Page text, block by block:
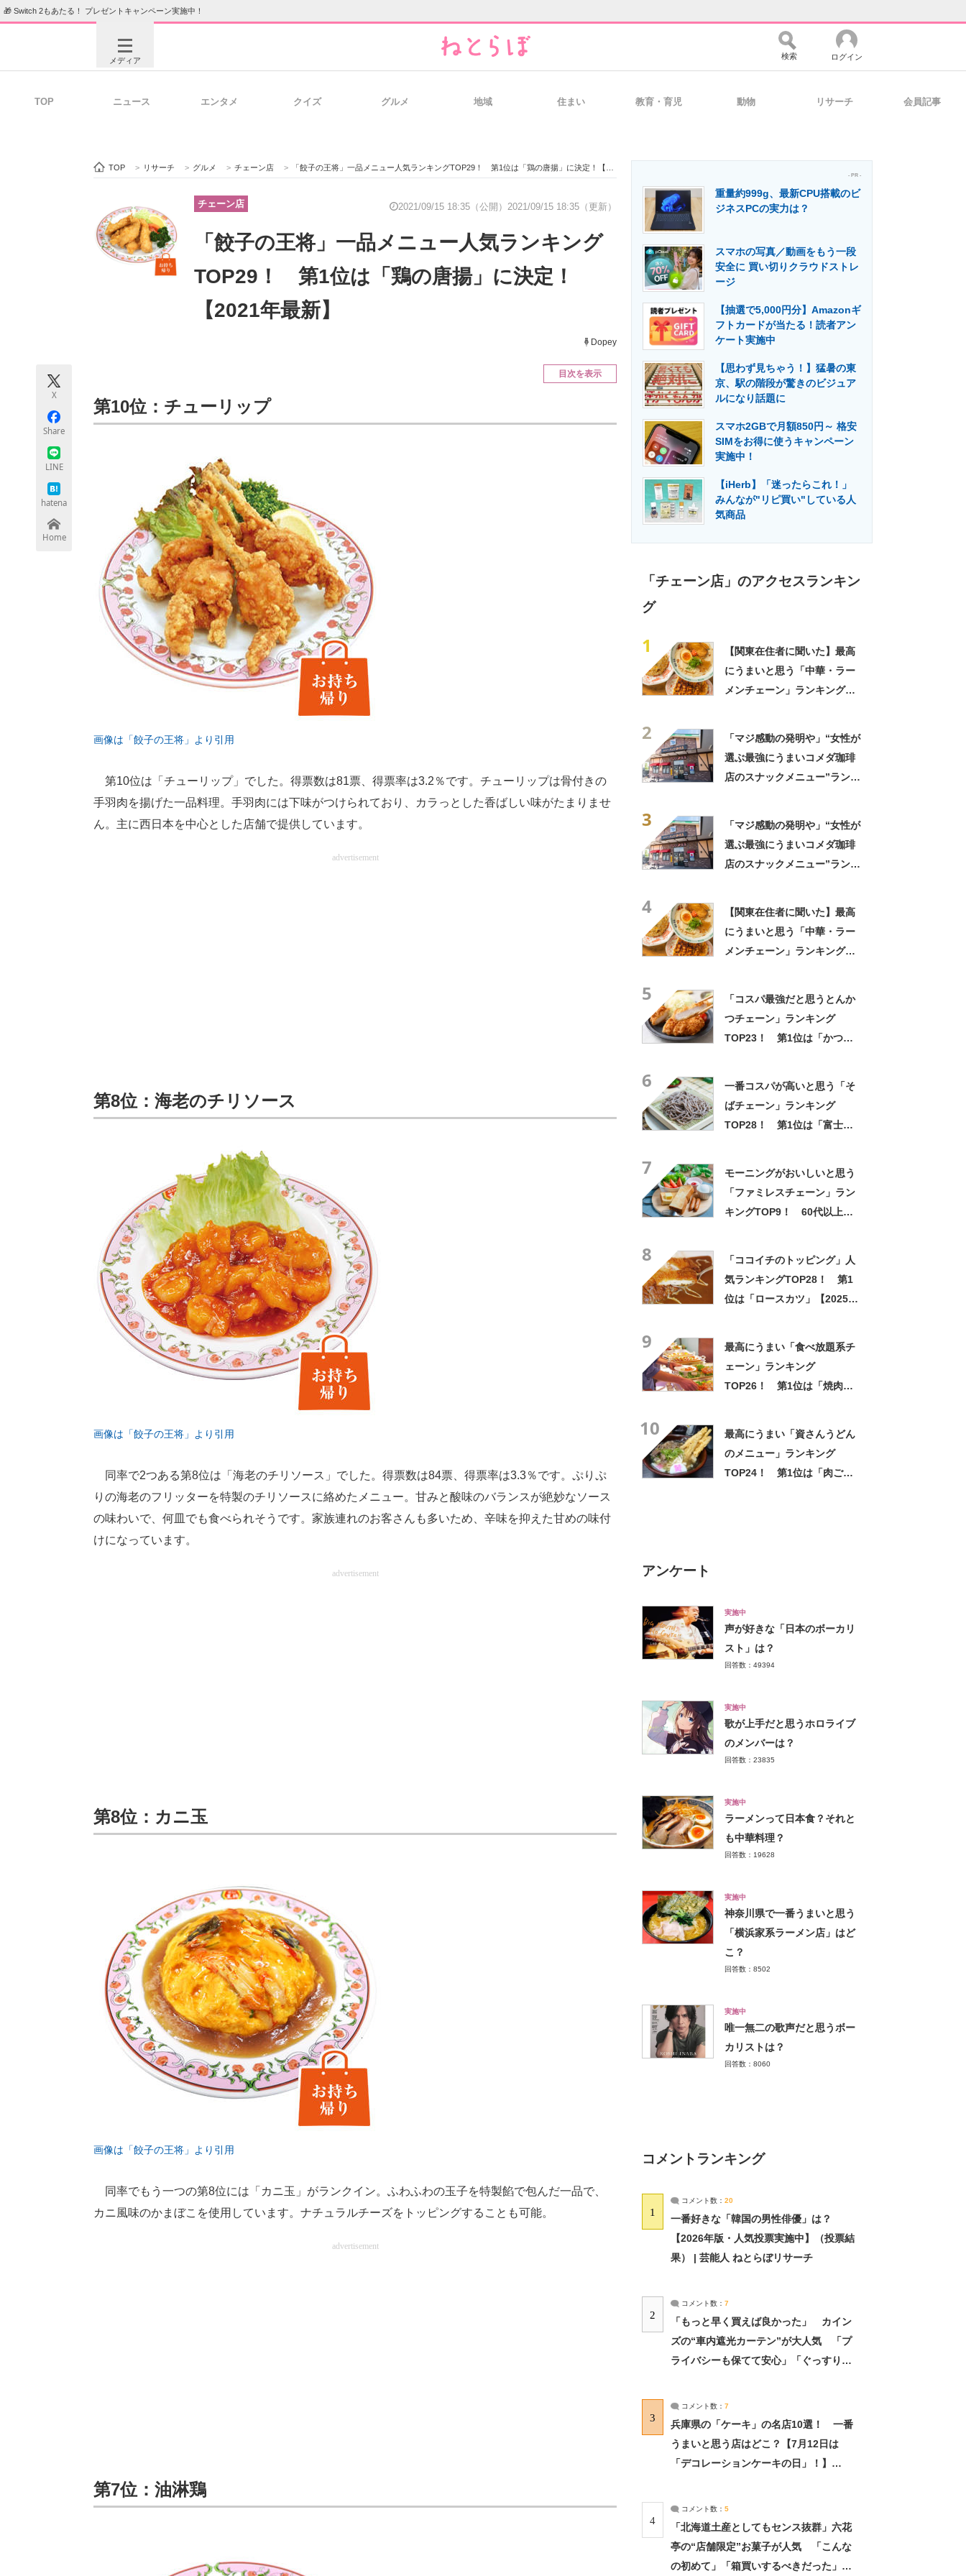
🎁 Switch 2もあたる！ プレゼントキャンペーン実施中！
メディア
ビジネスと働き方のヒント 経営リーダーのコミュニティ マーケ×ITの今がよく分かる
ITエンジニア向け専門サイト IT製品の技術・比較・事例 製造業のIT導入・活用を支援
エネルギーの専門メディア 建設×テクノロジーの最前線
ちょっと気になるネットの話題
検索 ログイン
TOP ニュース エンタメ クイズ グルメ 地域 住まい 教育・育児 動物 リサーチ 会員記事
TOP > リサーチ > グルメ > チェーン店 > 「餃子の王将」一品メニュー人気ランキングTOP29！ 第1位は「鶏の唐揚」に決定！【2021年最新】
チェーン店 2021/09/15 18:35（公開） 2021/09/15 18:35（更新）
「餃子の王将」一品メニュー人気ランキング
TOP29！ 第1位は「鶏の唐揚」に決定！
【2021年最新】
Dopey
X
Share
LINE
hatena
Home
目次を表示
第10位：チューリップ
画像は「餃子の王将」より引用
第10位は「チューリップ」でした。得票数は81票、得票率は3.2％です。チューリップは骨付きの
手羽肉を揚げた一品料理。手羽肉には下味がつけられており、カラっとした香ばしい味がたまりませ
ん。主に西日本を中心とした店舗で提供しています。
advertisement
第8位：海老のチリソース
画像は「餃子の王将」より引用
同率で2つある第8位は「海老のチリソース」でした。得票数は84票、得票率は3.3％です。ぷりぷ
りの海老のフリッターを特製のチリソースに絡めたメニュー。甘みと酸味のバランスが絶妙なソース
の味わいで、何皿でも食べられそうです。家族連れのお客さんも多いため、辛味を抑えた甘めの味付
けになっています。
advertisement
第8位：カニ玉
画像は「餃子の王将」より引用
同率でもう一つの第8位には「カニ玉」がランクイン。ふわふわの玉子を特製餡で包んだ一品で、
カニ風味のかまぼこを使用しています。ナチュラルチーズをトッピングすることも可能。
advertisement
第7位：油淋鶏
- PR -
重量約999g、最新CPU搭載のビ
ジネスPCの実力は？
スマホの写真／動画をもう一段
安全に 買い切りクラウドストレ
ージ
【抽選で5,000円分】Amazonギ
フトカードが当たる！読者アン
ケート実施中
【思わず見ちゃう！】猛暑の東
京、駅の階段が驚きのビジュア
ルになり話題に
スマホ2GBで月額850円～ 格安
SIMをお得に使うキャンペーン
実施中！
【iHerb】「迷ったらこれ！」
みんなが"リピ買い"している人
気商品
「チェーン店」のアクセスランキン
グ
1
【関東在住者に聞いた】最高
にうまいと思う「中華・ラー
メンチェーン」ランキング
2
「マジ感動の発明や」“女性が
選ぶ最強にうまいコメダ珈琲
店のスナックメニュー”ランキ
3
「マジ感動の発明や」“女性が
選ぶ最強にうまいコメダ珈琲
店のスナックメニュー”ランキ
4
【関東在住者に聞いた】最高
にうまいと思う「中華・ラー
メンチェーン」ランキング
5
「コスパ最強だと思うとんか
つチェーン」ランキング
TOP23！ 第1位は「かつ
6
一番コスパが高いと思う「そ
ばチェーン」ランキング
TOP28！ 第1位は「富士そ
7
モーニングがおいしいと思う
「ファミレスチェーン」ラン
キングTOP9！ 60代以上が
8
「ココイチのトッピング」人
気ランキングTOP28！ 第1
位は「ロースカツ」【2025年
9
最高にうまい「食べ放題系チ
ェーン」ランキング
TOP26！ 第1位は「焼肉き
10
最高にうまい「資さんうどん
のメニュー」ランキング
TOP24！ 第1位は「肉ごぼ
アンケート
実施中
声が好きな「日本のボーカリ
スト」は？
回答数：49394
実施中
歌が上手だと思うホロライブ
のメンバーは？
回答数：23835
実施中
ラーメンって日本食？それと
も中華料理？
回答数：19628
実施中
神奈川県で一番うまいと思う
「横浜家系ラーメン店」はど
こ？
回答数：8502
実施中
唯一無二の歌声だと思うボー
カリストは？
回答数：8060
コメントランキング
1
コメント数： 20
一番好きな「韓国の男性俳優」は？
【2026年版・人気投票実施中】（投票結
果） | 芸能人 ねとらぼリサーチ
2
コメント数： 7
「もっと早く買えば良かった」 カイン
ズの“車内遮光カーテン”が大人気 「プ
ライバシーも保てて安心」「ぐっすり眠
3
コメント数： 7
兵庫県の「ケーキ」の名店10選！ 一番
うまいと思う店はどこ？【7月12日は
「デコレーションケーキの日」！】
4
コメント数： 5
「北海道土産としてもセンス抜群」六花
亭の“店舗限定”お菓子が人気 「こんな
の初めて」「箱買いするべきだった」